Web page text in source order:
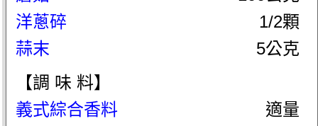
洋蔥碎
1/2顆
蒜末
5公克
【調 味 料】
義式綜合香料
適量